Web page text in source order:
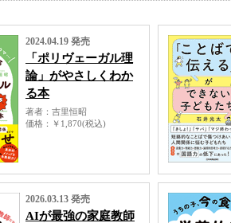
2024.04.19 発売
「ポリヴェーガル理
論」がやさしくわか
る本
著者
吉里恒昭
価格
￥1,870(税込)
2026.03.13 発売
AIが最強の家庭教師